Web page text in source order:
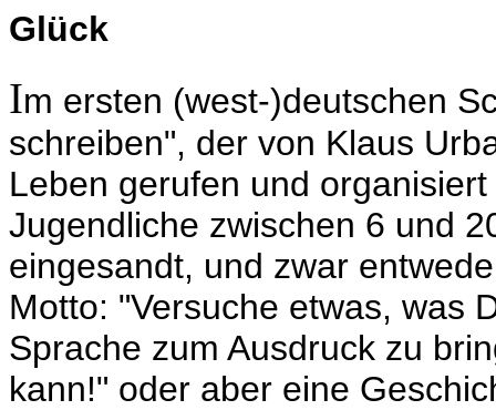
Glück
Im ersten (west-)deutschen
schreiben", der von Klaus
Leben gerufen und
Jugendliche zwischen 6 und
eingesandt, und zwar
Motto: "Versuche etwas, was
Sprache zum Ausdruck zu
kann!" oder aber eine